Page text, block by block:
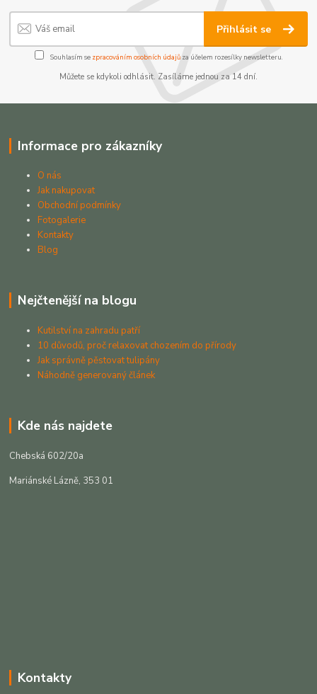
Přihlásit se
Souhlasím se zpracováním osobních údajůza účelem rozesílky newsletteru.
Můžete se kdykoli odhlásit. Zasíláme jednou za 14 dní.
Informace pro zákazníky
O nás
Jak nakupovat
Obchodní podmínky
Fotogalerie
Kontakty
Blog
Nejčtenější na blogu
Kutilství na zahradu patří
10 důvodů, proč relaxovat chozením do přírody
Jak správně pěstovat tulipány
Náhodně generovaný článek
Kde nás najdete
Chebská 602/20a
Mariánské Lázně, 353 01
Kontakty